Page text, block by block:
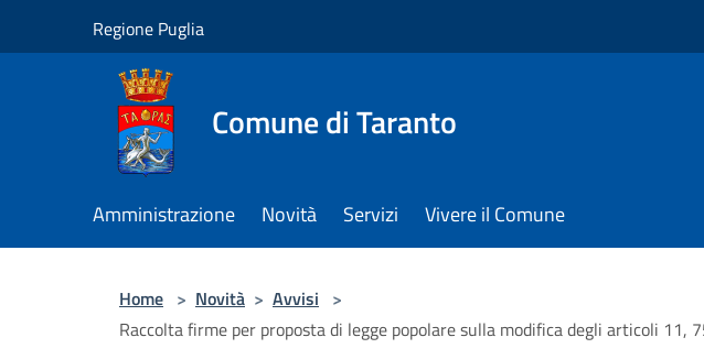
Regione Puglia
Comune di Taranto
Amministrazione Novità Servizi Vivere il Comune
Home > Novità > Avvisi >
Raccolta firme per proposta di legge popolare sulla modifica degli articoli